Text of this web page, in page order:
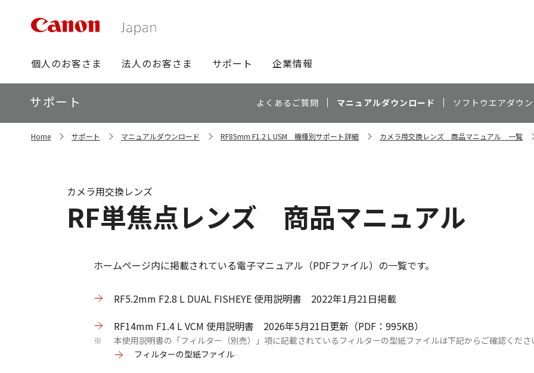
グ
ロ
ー
バ
ビ
個人のお客さま 法人のお客さま サポート 企業情報
ロ
ー
カ
ル
サポート よくあるご質問 マニュアルダウンロード ソフトウエアダウ
Home サポート マニュアルダウンロード RF85mm F1.2 L USM 機種別サポート詳細 カメラ用交換レンズ 商品マニュアル 一覧
RF単焦点レンズ 商品マニュアル
カメラ用交換レンズ
ホームページ内に掲載されている電子マニュアル（PDFファイル）の一覧です。
RF5.2mm F2.8 L DUAL FISHEYE 使用説明書 2022年1月21日掲載
RF14mm F1.4 L VCM 使用説明書 2026年5月21日更新（PDF：995KB）
※
本使用説明書の「フィルター（別売）」項に記載されているフィルターの型紙ファイルは下記からご確認くださ
フィルターの型紙ファイル